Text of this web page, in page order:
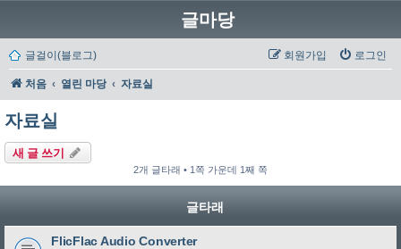
글마당
글걸이(블로그) 로그인
회원가입
처음 열린 마당 자료실
자료실
새 글 쓰기
2개 글타래 • 1쪽 가운데 1째 쪽
글타래
FlicFlac Audio Converter